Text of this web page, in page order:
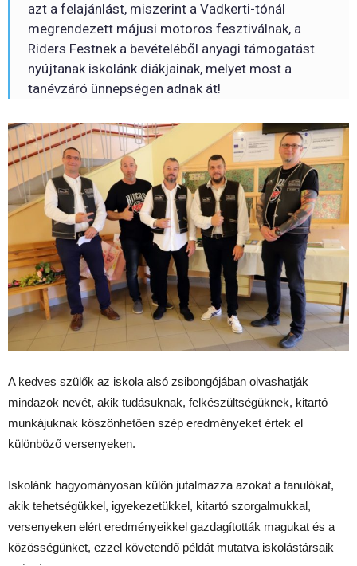
azt a felajánlást, miszerint a Vadkerti-tónál
megrendezett májusi motoros fesztiválnak, a
Riders Festnek a bevételéből anyagi támogatást
nyújtanak iskolánk diákjainak, melyet most a
tanévzáró ünnepségen adnak át!
A kedves szülők az iskola alsó zsibongójában olvashatják
mindazok nevét, akik tudásuknak, felkészültségüknek, kitartó
munkájuknak köszönhetően szép eredményeket értek el
különböző versenyeken.
Iskolánk hagyományosan külön jutalmazza azokat a tanulókat,
akik tehetségükkel, igyekezetükkel, kitartó szorgalmukkal,
versenyeken elért eredményeikkel gazdagították magukat és a
közösségünket, ezzel követendő példát mutatva iskolástársaik